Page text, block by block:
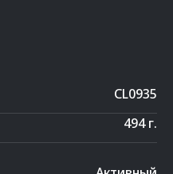
CL0935
494 г.